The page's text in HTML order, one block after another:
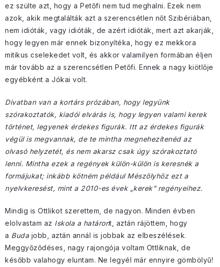
ez szülte azt, hogy a Petőfi nem tud meghalni. Ezek nem
azok, akik megtalálták azt a szerencsétlen nőt Szibériában,
nem idióták, vagy idióták, de azért idióták, mert azt akarják,
hogy legyen már ennek bizonyítéka, hogy ez mekkora
mitikus cselekedet volt, és akkor valamilyen formában éljen
már tovább az a szerencsétlen Petőfi. Ennek a nagy kiötlője
egyébként a Jókai volt.
Divatban van a kortárs prózában, hogy legyünk
szórakoztatók, kiadói elvárás is, hogy legyen valami kerek
történet, legyenek érdekes figurák. Itt az érdekes figurák
végül is megvannak, de te mintha megnehezítenéd az
olvasó helyzetét, és nem akarsz csak úgy szórakoztató
lenni. Mintha ezek a regények külön-külön is keresnék a
formájukat; inkább kötném például Mészölyhöz ezt a
nyelvkeresést, mint a 2010-es évek „kerek” regényeihez.
Mindig is Ottlikot szerettem, de nagyon. Minden évben
elolvastam az Iskola a határont, aztán rájöttem, hogy
a Budajobb, aztán annál is jobbak az elbeszélések.
Meggyőződéses, nagy rajongója voltam Ottliknak, de
később valahogy eluntam. Ne legyél már ennyire gömbölyű!